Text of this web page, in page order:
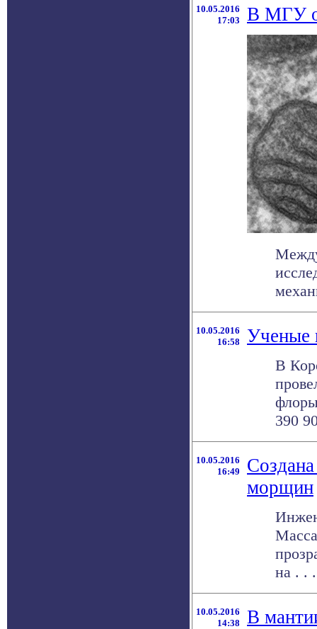
10.05.2016
17:03
В МГУ
10.05.2016
16:58
Ученые
В
390
10.05.2016
16:49
морщин
на . . .
10.05.2016
14:38
В